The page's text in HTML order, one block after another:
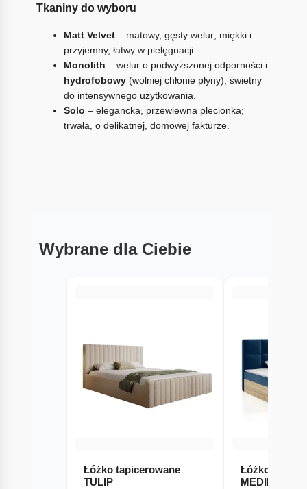
Tkaniny do wyboru
Matt Velvet– matowy, gęsty welur; miękki i
przyjemny, łatwy w pielęgnacji.
Monolith – welur o podwyższonej odporności i
hydrofobowy(wolniej chłonie płyny); świetny
do intensywnego użytkowania.
Solo – elegancka, przewiewna plecionka;
trwała, o delikatnej, domowej fakturze.
Wybrane dla Ciebie
Łóżko tapicerowane
TULIP
Łóżko
MEDIN